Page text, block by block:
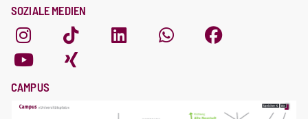
SOZIALE MEDIEN
CAMPUS